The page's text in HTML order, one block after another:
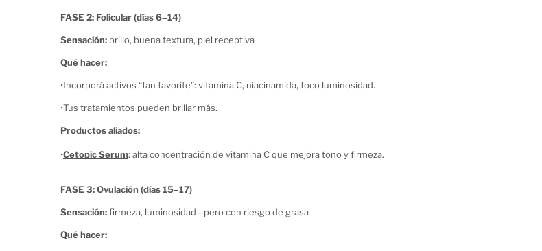
FASE 2: Folicular (días 6–14)
Sensación: brillo, buena textura, piel receptiva
Qué hacer:
•Incorporá activos “fan favorite”: vitamina C, niacinamida, foco luminosidad.
•Tus tratamientos pueden brillar más.
Productos aliados:
•Cetopic Serum: alta concentración de vitamina C que mejora tono y firmeza.
FASE 3: Ovulación (días 15–17)
Sensación:firmeza, luminosidad—pero con riesgo de grasa
Qué hacer: